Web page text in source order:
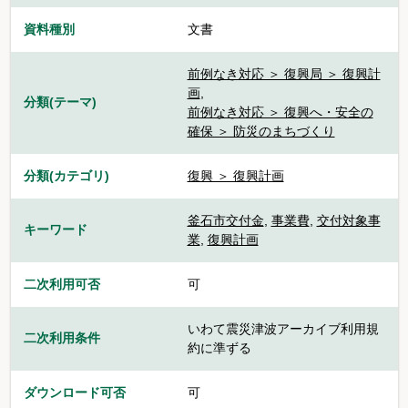
資料種別 文書
分類(テーマ)
前例なき対応 ＞ 復興局 ＞ 復興計
画,
前例なき対応 ＞ 復興へ・安全の
確保 ＞ 防災のまちづくり
分類(カテゴリ) 復興 ＞ 復興計画
キーワード
釜石市交付金, 事業費, 交付対象事
業, 復興計画
二次利用可否 可
二次利用条件
いわて震災津波アーカイブ利用規
約に準ずる
ダウンロード可否 可